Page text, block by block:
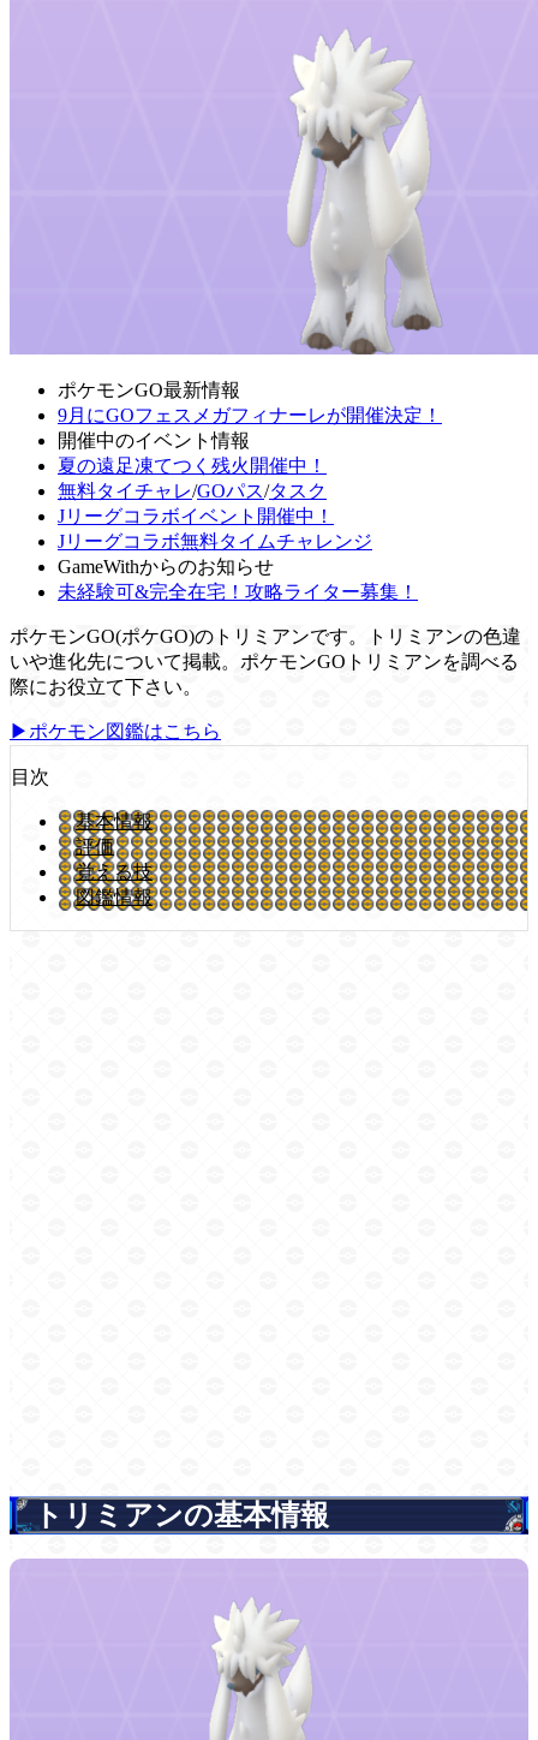
ポケモンGO最新情報
9月にGOフェスメガフィナーレが開催決定！
開催中のイベント情報
夏の遠足凍てつく残火開催中！
無料タイチャレ/GOパス/タスク
Jリーグコラボイベント開催中！
Jリーグコラボ無料タイムチャレンジ
GameWithからのお知らせ
未経験可&完全在宅！攻略ライター募集！
ポケモンGO(ポケGO)のトリミアンです。トリミアンの色違
いや進化先について掲載。ポケモンGOトリミアンを調べる
際にお役立て下さい。
▶ポケモン図鑑はこちら
目次
基本情報
評価
覚える技
図鑑情報
トリミアンの基本情報